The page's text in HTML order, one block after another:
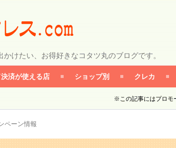
かけたい、お得好きなコタツ丸のブログです。
済が使える店 ショップ別 クレカ
※この記事にはプロモ
ペーン情報